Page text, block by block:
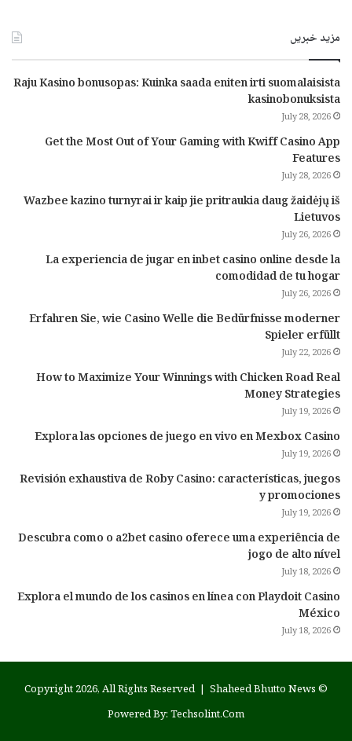
مزید خبریں
Raju Kasino bonusopas: Kuinka saada eniten irti suomalaisista
kasinobonuksista
July 28, 2026
Get the Most Out of Your Gaming with Kwiff Casino App
Features
July 28, 2026
Wazbee kazino turnyrai ir kaip jie pritraukia daug žaidėjų iš
Lietuvos
July 26, 2026
La experiencia de jugar en inbet casino online desde la
comodidad de tu hogar
July 26, 2026
Erfahren Sie, wie Casino Welle die Bedürfnisse moderner
Spieler erfüllt
July 22, 2026
How to Maximize Your Winnings with Chicken Road Real
Money Strategies
July 19, 2026
Explora las opciones de juego en vivo en Mexbox Casino
July 19, 2026
Revisión exhaustiva de Roby Casino: características, juegos
y promociones
July 19, 2026
Descubra como o a2bet casino oferece uma experiência de
jogo de alto nível
July 18, 2026
Explora el mundo de los casinos en línea con Playdoit Casino
México
July 18, 2026
© Copyright 2026, All Rights Reserved |
Shaheed Bhutto News
Powered By:Techsolint.Com